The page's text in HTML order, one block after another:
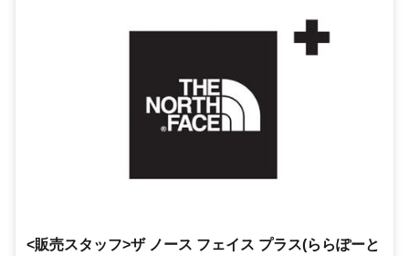
<販売スタッフ>ザ ノース フェイス プラス(ららぽーと